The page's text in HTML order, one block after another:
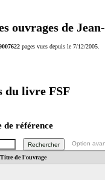
ouvrages de
pages vues depuis le 7/12/2005.
du livre FSF
de référence
Option
Titre de l'ouvrage